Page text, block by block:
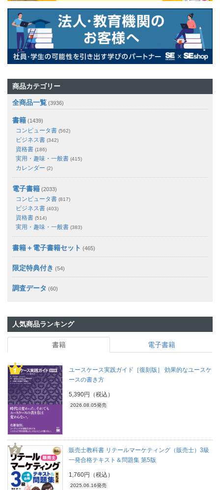
商品カテゴリー
全商品一覧 (3936)
書籍 (1439)
コンピュータ書 (562)
ビジネス書 (342)
資格書 (186)
実用・趣味・一般書 (415)
カレンダー (2)
電子書籍 (2033)
コンピュータ書 (817)
ビジネス書 (403)
資格書 (514)
実用・趣味・一般書 (383)
書籍＋電子書籍セット (465)
限定特典付き (54)
調査データ (60)
人気商品ランキング
書籍 電子書籍
ユースケース実践ガイド［復刻版］ 効果的なユースケ
ースの書き方
5,390円（税込）
2026.08.05発売
販売士教科書 リテールマーケティング（販売士）3級
一発合格テキスト＆問題集 第5版
1,760円（税込）
2025.06.16発売